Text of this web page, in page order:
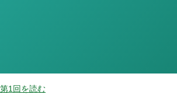
第1回を読む